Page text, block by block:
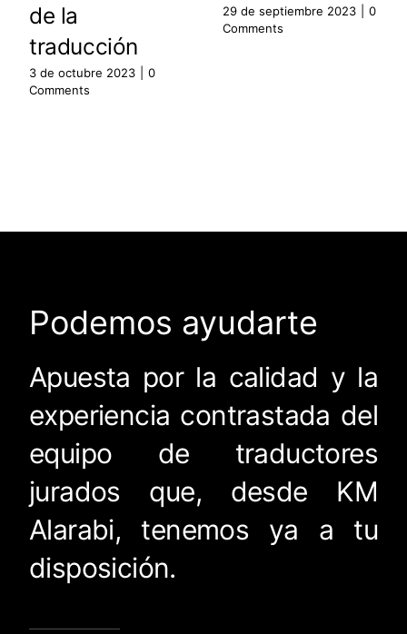
de la
traducción
3 de octubre 2023
0
Comments
29 de septiembre 2023
0
Comments
Podemos ayudarte
Apuesta por la calidad y la
experiencia contrastada del
equipo de traductores
jurados que, desde KM
Alarabi, tenemos ya a tu
disposición.